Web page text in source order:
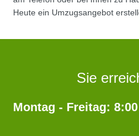
Heute ein Umzugsangebot
Sie
Montag - Freitag: